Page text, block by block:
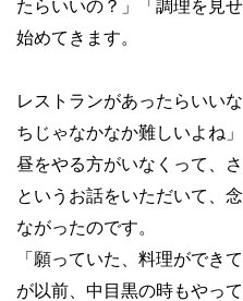
たらいいの？」「調理を見
始めてきます。
レストランがあったらいい
ちじゃなかなか難しいよね
昼をやる方がいなくって、
というお話をいただいて、
ながったのです。
「願っていた、料理ができ
が以前、中目黒の時もやっ